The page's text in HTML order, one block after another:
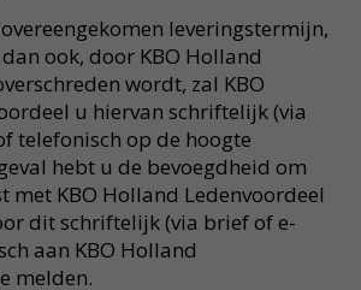
leveringstermijn,
ook, door KBO Holland
wordt, zal KBO
u hiervan schriftelijk (via
telefonisch op de hoogte
hebt u de bevoegdheid om
met KBO Holland Ledenvoordeel
dit schriftelijk (via brief of e-
aan KBO Holland
melden.